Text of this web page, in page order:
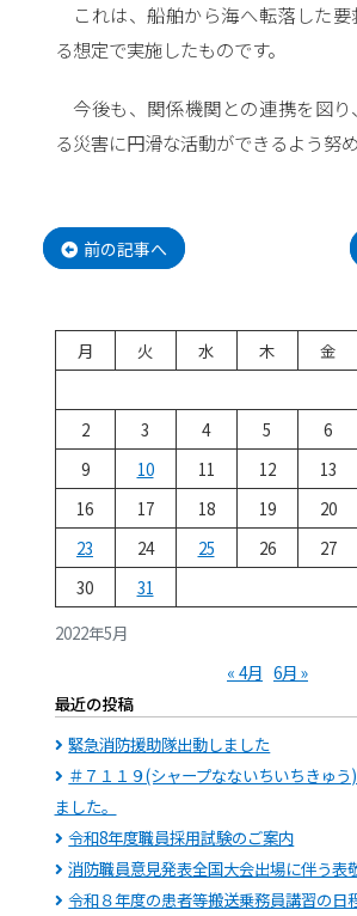
これは、船舶から海へ転落した要
る想定で実施したものです。
今後も、関係機関との連携を図り
る災害に円滑な活動ができるよう努
ナ
ビ
ョ
ン
前の記事へ
2022年5月
月 火 水 木 金
2
3 4 5 6
9
10 11 12 13
16
17 18 19 20
23
24 25 26 27
30
31
« 4月 6月 »
最近の投稿
緊急消防援助隊出動しました
＃７１１９(シャープなないちいちきゅ
ました。
令和8年度職員採用試験のご案内
消防職員意見発表全国大会出場に伴う表
令和８年度の患者等搬送乗務員講習の日